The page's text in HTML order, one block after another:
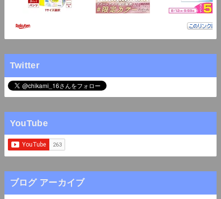
Twitter
YouTube
ブログ アーカイブ